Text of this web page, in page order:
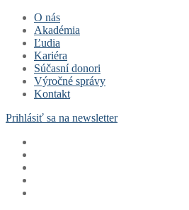
Preskočiť
obsah
Menu
ZavrieťO nás
Akadémia
Ľudia
Kariéra
Súčasní donori
Výročné správy
Kontakt
Prihlásiť sa na newsletter